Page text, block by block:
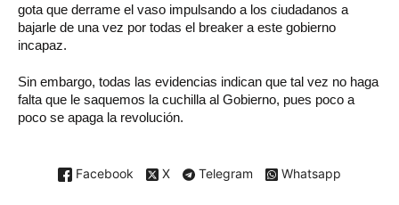
gota que derrame el vaso impulsando a los ciudadanos a
bajarle de una vez por todas el breaker a este gobierno
incapaz.
Sin embargo, todas las evidencias indican que tal vez no haga
falta que le saquemos la cuchilla al Gobierno, pues poco a
poco se apaga la revolución.
Facebook X Telegram Whatsapp